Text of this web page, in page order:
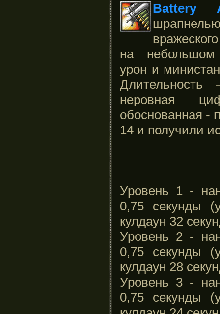
Battery
на небольшом
урон и
неровная
обоснованная -
14 и получили
Уровень 1 -
0,75 секунды
кулдаун 32
Уровень 2 -
0,75 секунды
кулдаун 28
Уровень 3 -
0,75 секунды